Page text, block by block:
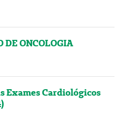
DE ONCOLOGIA
Exames Cardiológicos